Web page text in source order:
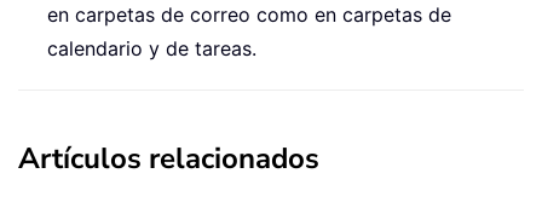
en carpetas de correo como en carpetas de
calendario y de tareas.
Artículos relacionados